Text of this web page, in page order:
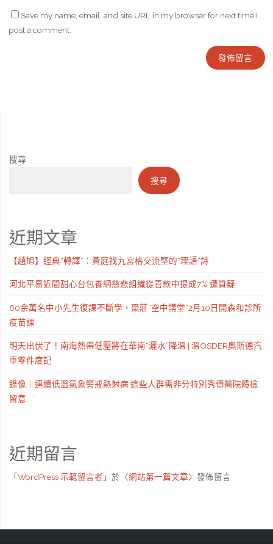
Save my name, email, and site URL in my browser for next time I
post a comment.
搜尋
搜尋
近期文章
【趙旭】經典“轉譯”：黃庭找九宮格交流堅的“理語”詩
河北平易近間甜心台包養網慈悲組織從善款中提成7% 遭質疑
60余萬名中小先生復課不斷學，棗莊“空中講堂”2月10日開森和診所
疫苗課
明天出伏了！南海熱帶低壓將在華南“灑水”降溫 | 溫OSDER奧斯德汽
車零件度記
錄像｜連續低溫氣象警戒熱射病 這些人群需非分特別秀傳醫院體檢
留意
近期留言
「 WordPress 示範留言者 」於〈網站第一篇文章〉發佈留言